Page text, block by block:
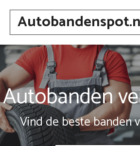
Spring
inhoud
Autobanden
Vind de beste banden